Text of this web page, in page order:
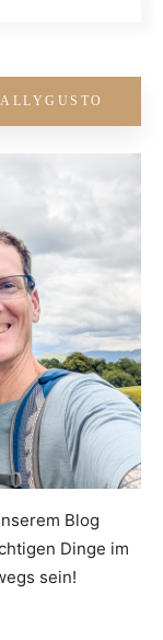
Blog
Dinge im
sein!